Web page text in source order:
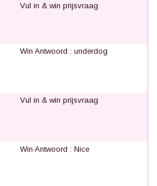
Vul in & win prijsvraag
Win Antwoord : underdog
Vul in & win prijsvraag
Win Antwoord : Nice